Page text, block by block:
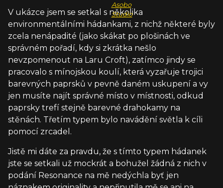
Asobo
Studio
V ukázce jsem se setkal s několika
environmentálními hádankami, z nichž některé byly
zcela nenápadité (jako skákat po plošinách ve
správném pořadí, kdy si zkrátka nešlo
nevzpomenout na Laru Croft), zatímco jindy se
pracovalo s mínojskou koulí, která vyzařuje trojici
barevných paprsků v pevně daném uskupení a vy
jen musíte najít správné místo v místnosti, odkud
paprsky trefí stejně barevné drahokamy na
stěnách. Třetím typem bylo navádění světla k cíli
pomocí zrcadel.
Jistě mi dáte za pravdu, že s tímto typem hádanek
jste se setkali už mockrát a bohužel žádná z nich v
podání Resonance na mě nedýchla byť jen